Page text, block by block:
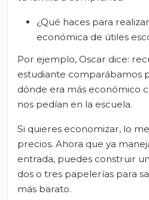
¿Qué haces para
económica de útiles
Por ejemplo, Oscar dice:
estudiante comparábamos
dónde era más económico
nos pedían en la escuela.
Si quieres economizar, lo
precios. Ahora que ya
entrada, puedes construir
dos o tres papelerías para
más barato.